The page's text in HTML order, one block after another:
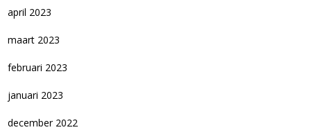
april 2023
maart 2023
februari 2023
januari 2023
december 2022